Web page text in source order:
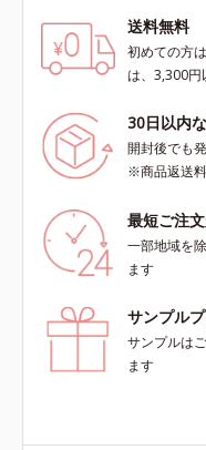
送料無料
初めての方
は、3,300円
30日以内
開封後でも
※商品返送
最短ご注
一部地域を
ます
サンプル
サンプルは
ます